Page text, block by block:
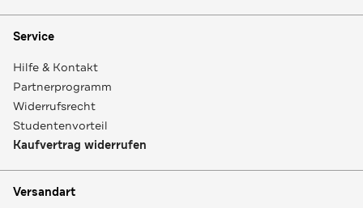
Service
Hilfe & Kontakt
Partnerprogramm
Widerrufsrecht
Studentenvorteil
Kaufvertrag widerrufen
Versandart